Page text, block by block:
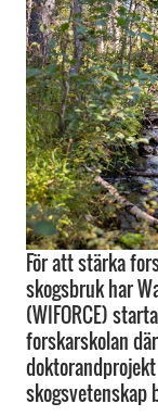
För att stärka
skogsbruk har
(WIFORCE)
forskarskolan
skogsvetenskap